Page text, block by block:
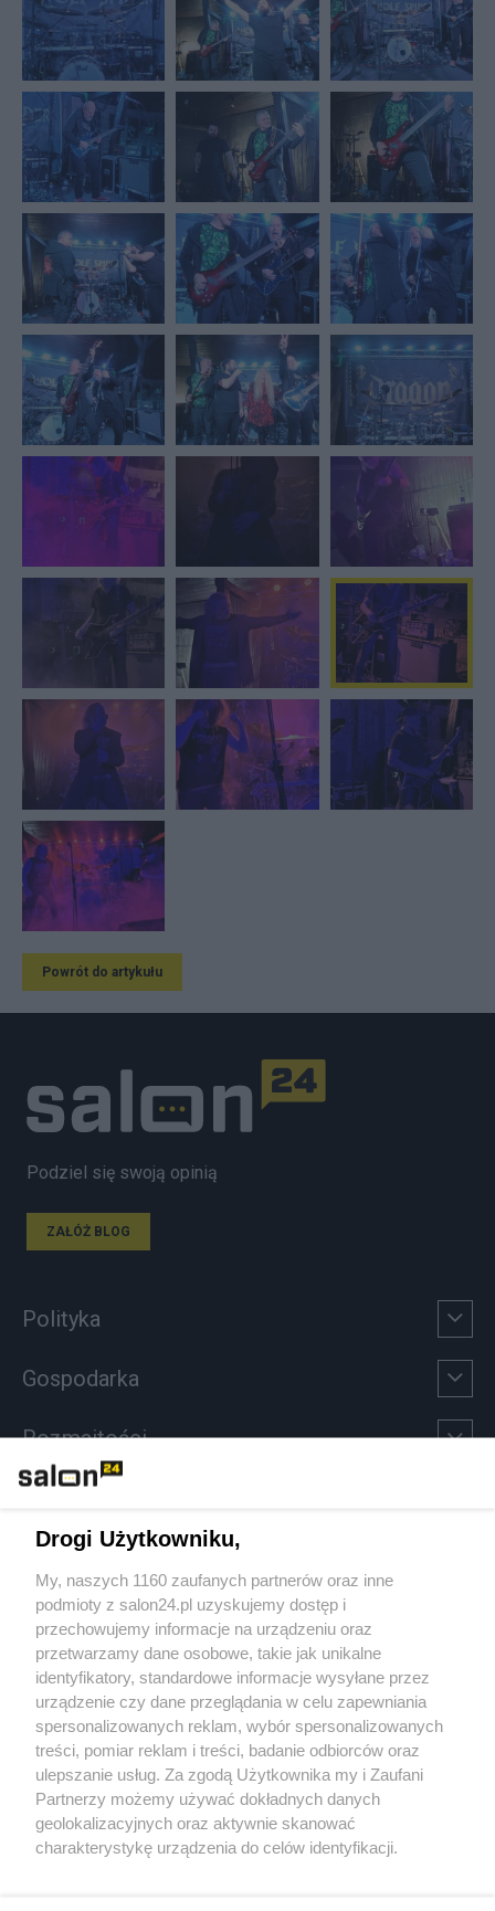
Powrót do artykułu
Podziel się swoją opinią
ZAŁÓŻ BLOG
Polityka
Gospodarka
Rozmaitości
Sport
Społeczeństwo
Kultura
X Facebook Instagram Youtube
Drogi Użytkowniku,
My, naszych 1160 zaufanych partnerów oraz inne
podmioty z salon24.pl uzyskujemy dostęp i
przechowujemy informacje na urządzeniu oraz
przetwarzamy dane osobowe, takie jak unikalne
identyfikatory, standardowe informacje wysyłane przez
urządzenie czy dane przeglądania w celu zapewniania
spersonalizowanych reklam, wybór spersonalizowanych
treści, pomiar reklam i treści, badanie odbiorców oraz
ulepszanie usług. Za zgodą Użytkownika my i Zaufani
Partnerzy możemy używać dokładnych danych
geolokalizacyjnych oraz aktywnie skanować
charakterystykę urządzenia do celów identyfikacji.